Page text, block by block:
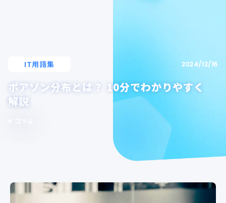
IT用語集 2024/12/16
ポアソン分布とは？ 10分でわかりやすく
解説